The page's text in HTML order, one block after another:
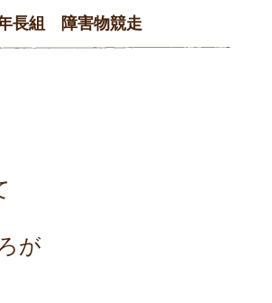
長組 障害物競走
が